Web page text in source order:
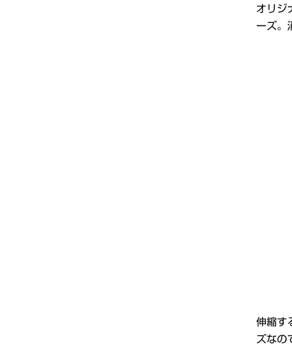
オリジ
ーズ。
伸縮す
ズなの